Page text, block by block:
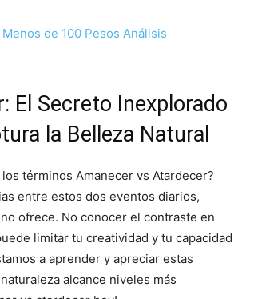
de 100 Pesos Análisis
El Secreto Inexplorado
la Belleza Natural
términos Amanecer vs Atardecer?
entre estos dos eventos diarios,
ofrece. No conocer el contraste en
limitar tu creatividad y tu capacidad
a aprender y apreciar estas
alcance niveles más